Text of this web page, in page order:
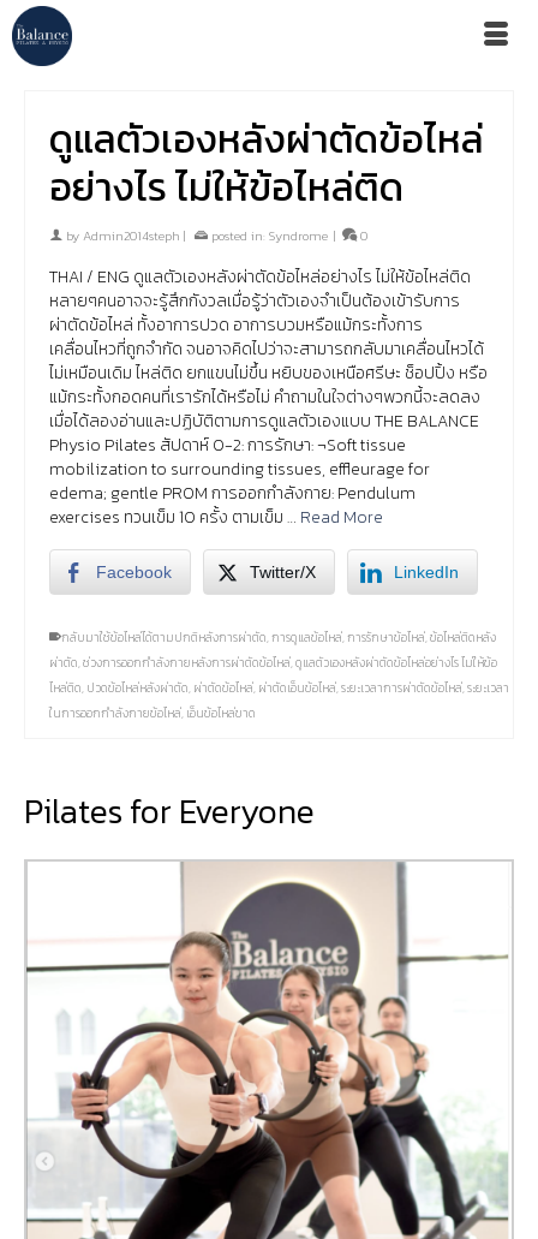
ดูแลตัวเองหลังผ่าตัดข้อไหล่
อย่างไร ไม่ให้ข้อไหล่ติด
byAdmin2014steph | posted in: Syndrome | 0
THAI / ENG ดูแลตัวเองหลังผ่าตัดข้อไหล่อย่างไร ไม่ให้ข้อไหล่ติด
หลายๆคนอาจจะรู้สึกกังวลเมื่อรู้ว่าตัวเองจำเป็นต้องเข้ารับการ
ผ่าตัดข้อไหล่ ทั้งอาการปวด อาการบวมหรือแม้กระทั้งการ
เคลื่อนไหวที่ถูกจำกัด จนอาจคิดไปว่าจะสามารถกลับมาเคลื่อนไหวได้
ไม่เหมือนเดิม ไหล่ติด ยกแขนไม่ขึ้น หยิบของเหนือศรีษะ ช็อปปิ้ง หรือ
แม้กระทั้งกอดคนที่เรารักได้หรือไม่ คำถามในใจต่างๆพวกนี้จะลดลง
เมื่อได้ลองอ่านและปฏิบัติตามการดูแลตัวเองแบบ THE BALANCE
Physio Pilates สัปดาห์ 0-2: การรักษา: ¬Soft tissue
mobilization to surrounding tissues, effleurage for
edema; gentle PROM การออกกำลังกาย: Pendulum
exercises ทวนเข็ม 10 ครั้ง ตามเข็ม … Read More
Facebook Twitter/X LinkedIn
กลับมาใช้ข้อไหล่ได้ตามปกติหลังการผ่าตัด,การดูแลข้อไหล่,การรักษาข้อไหล่,ข้อไหล่ติดหลัง
ผ่าตัด,ช่วงการออกกำลังกายหลังการผ่าตัดข้อไหล่,ดูแลตัวเองหลังผ่าตัดข้อไหล่อย่างไร ไม่ให้ข้อ
ไหล่ติด, ปวดข้อไหล่หลังผ่าตัด, ผ่าตัดข้อไหล่, ผ่าตัดเอ็นข้อไหล่,ระยะเวลาการผ่าตัดข้อไหล่,ระยะเวลา
ในการออกกำลังกายข้อไหล่, เอ็นข้อไหล่ขาด
Pilates for Everyone